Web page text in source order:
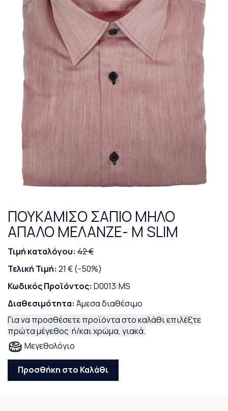
ΠΟΥΚΑΜΙΣΟ ΣΑΠΙΟ ΜΗΛΟ
ΑΠΑΛΟ ΜΕΛΑΝΖΕ- M SLIM
Τιμή καταλόγου: 42 €
Τελική Τιμή: 21 €(-50%)
Κωδικός Προϊόντος: D0013:MS
Διαθεσιμότητα: Άμεσα διαθέσιμο
Για να προσθέσετε προϊόντα στο καλάθι επιλέξτε
πρώτα μέγεθος ή/και χρώμα, γιακά.
Μεγεθολόγιο
Προσθήκη στο Καλάθι